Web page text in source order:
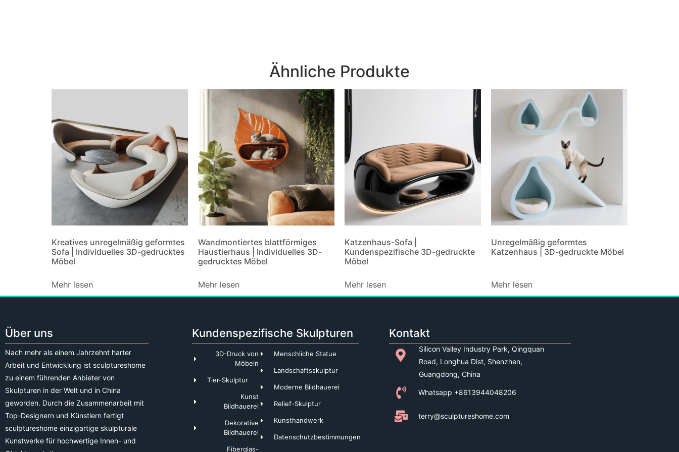
Ähnliche Produkte
Kreatives unregelmäßig geformtes
Sofa | Individuelles 3D-gedrucktes
Möbel
Mehr lesen
Wandmontiertes blattförmiges
Haustierhaus | Individuelles 3D-
gedrucktes Möbel
Mehr lesen
Katzenhaus-Sofa |
Kundenspezifische 3D-gedruckte
Möbel
Mehr lesen
Unregelmäßig geformtes
Katzenhaus | 3D-gedruckte Möbel
Mehr lesen
Über uns
Nach mehr als einem Jahrzehnt harter
Arbeit und Entwicklung ist sculptureshome
zu einem führenden Anbieter von
Skulpturen in der Welt und in China
geworden. Durch die Zusammenarbeit mit
Top-Designern und Künstlern fertigt
sculptureshome einzigartige skulpturale
Kunstwerke für hochwertige Innen- und
Kundenspezifische Skulpturen
3D-Druck von
Möbeln
Tier-Skulptur
Kunst
Bildhauerei
Dekorative
Bildhauerei
Fiberglas-
Menschliche Statue
Landschaftsskulptur
Moderne Bildhauerei
Relief-Skulptur
Kunsthandwerk
Datenschutzbestimmungen
Kontakt
Silicon Valley Industry Park, Qingquan
Road, Longhua Dist, Shenzhen,
Guangdong, China
Whatsapp +8613944048206
terry@sculptureshome.com